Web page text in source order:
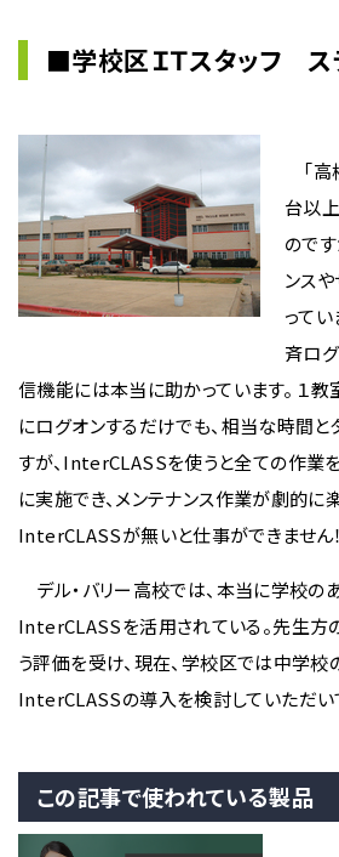
■学校区ＩＴスタッフ ス
「高
台以
ので
ンス
って
斉ロ
信機能には本当に助かっています。 １教
にログオンするだけでも、相当な時間
すが、InterCLASSを使うと全ての作業
に実施でき、メンテナンス作業が劇的に
InterCLASSが無いと仕事ができません！
デル・バリー高校では、本当に学校の
InterCLASSを活用されている。先生方
う評価を受け、現在、学校区では中学
InterCLASSの導入を検討していただい
この記事で使われている製品